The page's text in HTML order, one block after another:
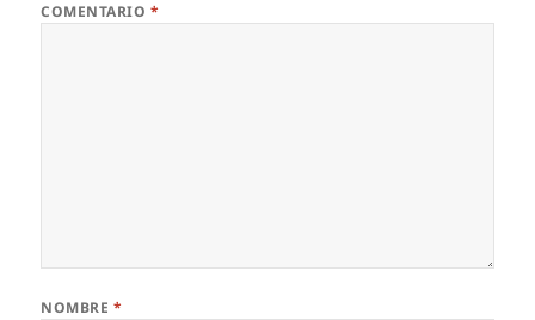
COMENTARIO *
NOMBRE *